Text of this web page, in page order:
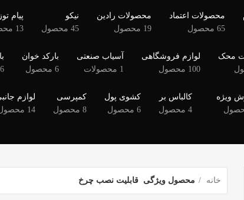
محصولات اعتماد
65 محصول
محصولات رادین
19 محصول
نیکو
45 محصول
پیام
13 محصول
محک
لوازم فروشگاهی
100 محصول
آسیاب صنعتی
1 محصولات
بارکد خوان
6 محصول
ویژه
کالباس بر
4 محصول
کشوی پول
6 محصول
کمپرسی
8 محصول
لوازم
14 محصول
خانه محصول ویژگی قابلیت نصب چرخ